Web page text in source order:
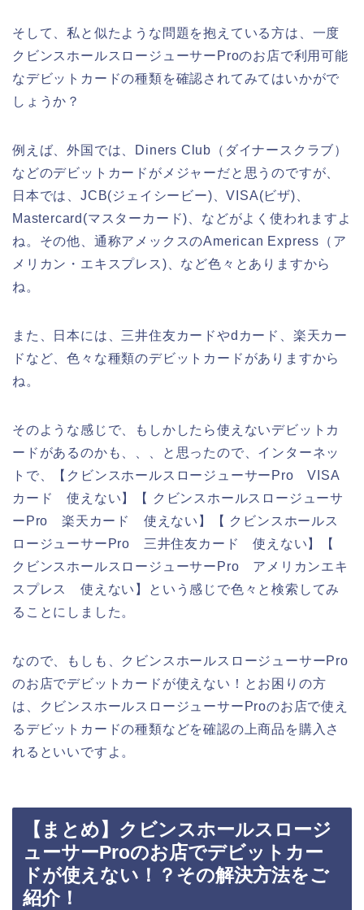
そして、私と似たような問題を抱えている方は、一度
クビンスホールスロージューサーProのお店で利用可能
なデビットカードの種類を確認されてみてはいかがで
しょうか？
例えば、外国では、Diners Club（ダイナースクラブ）
などのデビットカードがメジャーだと思うのですが、
日本では、JCB(ジェイシービー)、VISA(ビザ)、
Mastercard(マスターカード)、などがよく使われますよ
ね。その他、通称アメックスのAmerican Express（ア
メリカン・エキスプレス)、など色々とありますから
ね。
また、日本には、三井住友カードやdカード、楽天カー
ドなど、色々な種類のデビットカードがありますから
ね。
そのような感じで、もしかしたら使えないデビットカ
ードがあるのかも、、、と思ったので、インターネッ
トで、【クビンスホールスロージューサーPro VISA
カード 使えない】【 クビンスホールスロージューサ
ーPro 楽天カード 使えない】【 クビンスホールス
ロージューサーPro 三井住友カード 使えない】【
クビンスホールスロージューサーPro アメリカンエキ
スプレス 使えない】という感じで色々と検索してみ
ることにしました。
なので、もしも、クビンスホールスロージューサーPro
のお店でデビットカードが使えない！とお困りの方
は、クビンスホールスロージューサーProのお店で使え
るデビットカードの種類などを確認の上商品を購入さ
れるといいですよ。
【まとめ】クビンスホールスロージ
ューサーProのお店でデビットカー
ドが使えない！？その解決方法をご
紹介！